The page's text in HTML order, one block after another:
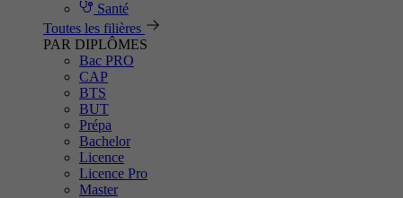
Santé
Toutes les filières
PAR DIPLÔMES
Bac PRO
CAP
BTS
BUT
Prépa
Bachelor
Licence
Licence Pro
Master